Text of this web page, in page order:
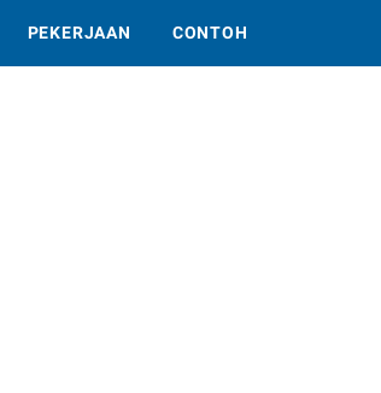
PEKERJAAN CONTOH